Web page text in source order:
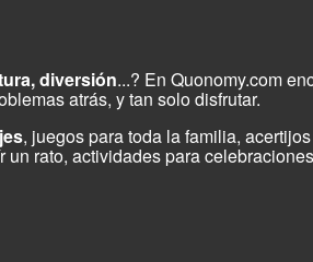
diversión...? En Quonomy.com
atrás, y tan solo disfrutar.
, juegos para toda la familia,
rato, actividades para